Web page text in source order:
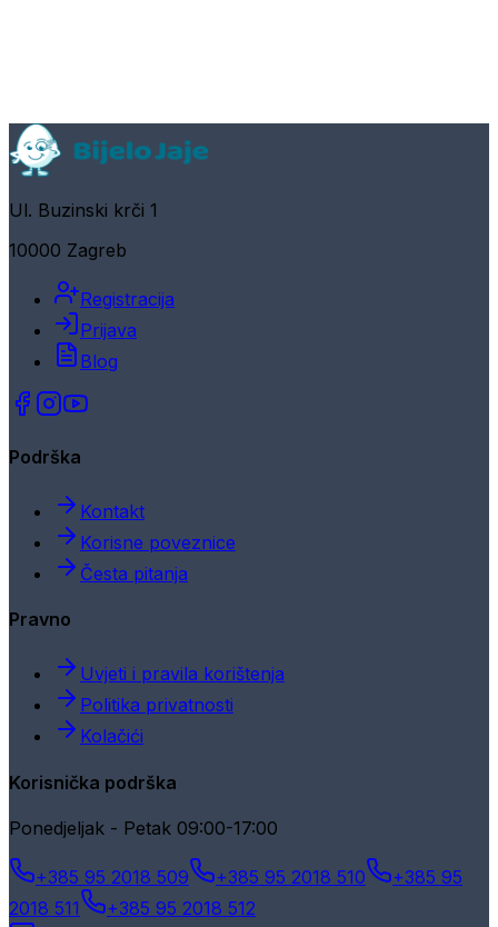
Ul. Buzinski krči 1
10000 Zagreb
Registracija
Prijava
Blog
Podrška
Kontakt
Korisne poveznice
Česta pitanja
Pravno
Uvjeti i pravila korištenja
Politika privatnosti
Kolačići
Korisnička podrška
Ponedjeljak - Petak 09:00-17:00
+385 95 2018 509 +385 95 2018 510
+385 95
2018 511
+385 95 2018 512